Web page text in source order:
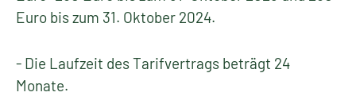
Euro bis zum 31. Oktober 2024.
- Die Laufzeit des Tarifvertrags beträgt 24
Monate.